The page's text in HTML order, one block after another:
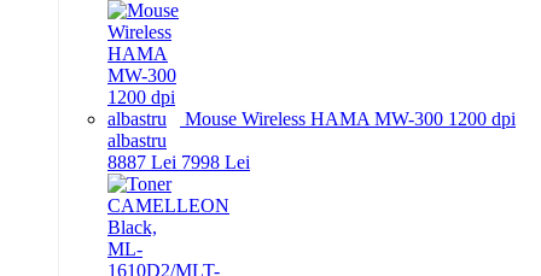
Mouse Wireless HAMA MW-300 1200 dpi
albastru
8887 Lei 7998 Lei